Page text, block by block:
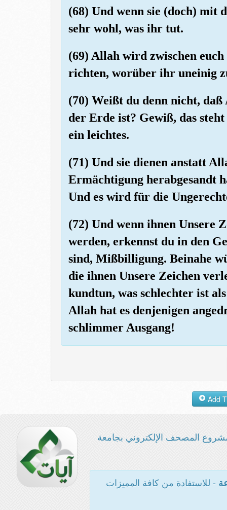
(68) Und wenn sie (doch) mit
sehr wohl, was ihr tut.
(69) Allah wird zwischen
richten, worüber ihr uneinig
(70) Weißt du denn nicht,
der Erde ist? Gewiß, das
ein leichtes.
(71) Und sie dienen anstatt
Ermächtigung herabgesandt
Und es wird für die
(72) Und wenn ihnen Unsere
werden, erkennst du in den
sind, Mißbilligung. Beinahe
die ihnen Unsere Zeichen
kundtun, was schlechter ist
Allah hat es denjenigen
schlimmer Ausgang!
المصحف الإلكتروني بجامعة
- للاستفادة من كافة المميزات